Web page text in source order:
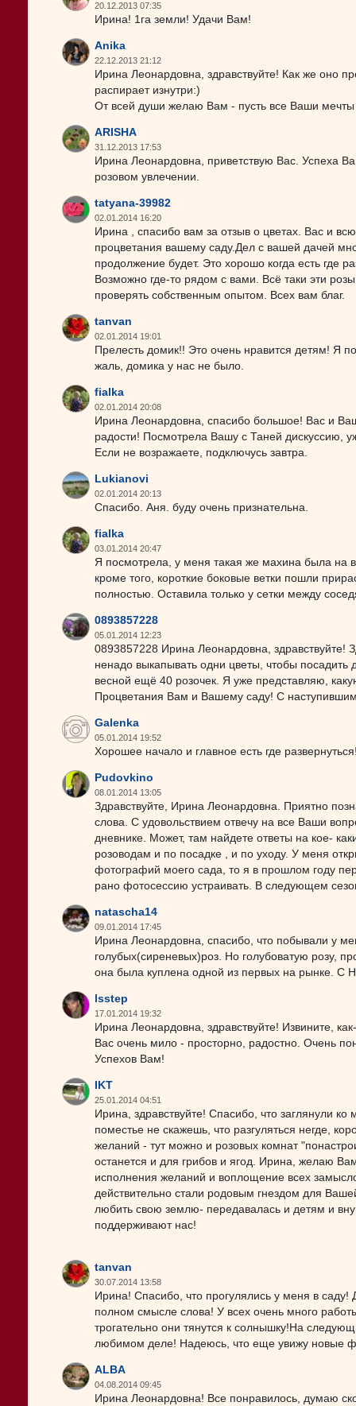
20.12.2013 07:35
Ирина! 1га земли! Удачи Вам!
Anika
22.12.2013 21:12
Ирина Леонардовна, здравствуйте! Как же оно
распирает изнутри:)
От всей души желаю Вам - пусть все Ваши мечты
ARISHA
31.12.2013 17:53
Ирина Леонардовна, приветствую Вас. Успеха
розовом увлечении.
tatyana-39982
02.01.2014 16:20
Ирина , спасибо вам за отзыв о цветах. Вас и
процветания вашему саду.Дел с вашей дачей
продолжение будет. Это хорошо когда есть где
Возможно где-то рядом с вами. Всё таки эти
проверять собственным опытом. Всех вам благ.
tanvan
02.01.2014 19:01
Прелесть домик!! Это очень нравится детям! Я
жаль, домика у нас не было.
fialka
02.01.2014 20:08
Ирина Леонардовна, спасибо большое! Вас и
радости! Посмотрела Вашу с Таней дискуссию,
Если не возражаете, подключусь завтра.
Lukianovi
02.01.2014 20:13
Спасибо. Аня. буду очень признательна.
fialka
03.01.2014 20:47
Я посмотрела, у меня такая же махина была на
кроме того, короткие боковые ветки пошли
полностью. Оставила только у сетки между
0893857228
05.01.2014 12:23
0893857228 Ирина Леонардовна, здравствуйте!
ненадо выкапывать одни цветы, чтобы
весной ещё 40 розочек. Я уже представляю,
Процветания Вам и Вашему саду! С
Galenka
05.01.2014 19:52
Хорошее начало и главное есть где
Pudovkino
08.01.2014 13:05
Здравствуйте, Ирина Леонардовна. Приятно
слова. С удовольствием отвечу на все Ваши
дневнике. Может, там найдете ответы на кое-
розоводам и по посадке , и по уходу. У меня
фотографий моего сада, то я в прошлом году
рано фотосессию устраивать. В следующем
natascha14
09.01.2014 17:45
Ирина Леонардовна, спасибо, что побывали у
голубых(сиреневых)роз. Но голубоватую розу,
она была куплена одной из первых на рынке. C
lsstep
17.01.2014 19:32
Ирина Леонардовна, здравствуйте! Извините,
Вас очень мило - просторно, радостно. Очень
Успехов Вам!
IKT
25.01.2014 04:51
Ирина, здравствуйте! Спасибо, что заглянули
поместье не скажешь, что разгуляться негде,
желаний - тут можно и розовых комнат
останется и для грибов и ягод. Ирина, желаю
исполнения желаний и воплощение всех
действительно стали родовым гнездом для
любить свою землю- передавалась и детям и
поддерживают нас!
tanvan
30.07.2014 13:58
Ирина! Спасибо, что прогулялись у меня в
полном смысле слова! У всех очень много
трогательно они тянутся к солнышку!На
любимом деле! Надеюсь, что еще увижу новые
ALBA
04.08.2014 09:45
Ирина Леонардовна! Все понравилось, думаю